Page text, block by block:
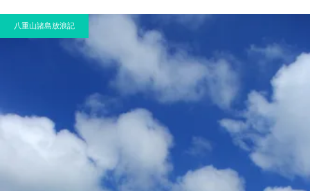
八重山諸島放浪記